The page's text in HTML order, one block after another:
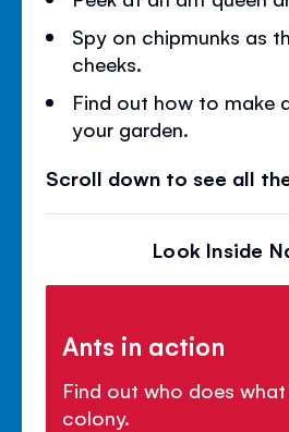
Spy on chipmunks as
cheeks.
Find out how to make
your garden.
Scroll down to see all
Look Inside
Ants in action
Find out who does
colony.